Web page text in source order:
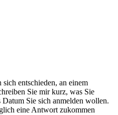
entschieden, an einem
Sie mir kurz, was Sie
Sie sich anmelden wollen.
eine Antwort zukommen